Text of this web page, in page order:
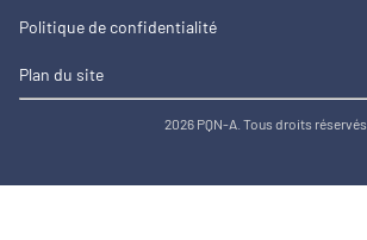
Politique de confidentialité
Plan du site
2026 PQN-A. Tous droits réservés.